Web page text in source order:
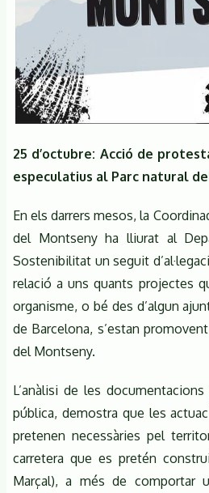
25 d’octubre: Acció de
especulatius al Parc natural
En els darrers mesos, la
del Montseny ha lliurat al
Sostenibilitat un seguit
relació a uns quants projectes
organisme, o bé des d’algun
de Barcelona, s’estan
del Montseny.
L’anàlisi de les
pública, demostra que les
pretenen necessàries pel
carretera que es pretén
Marçal), a més de comportar